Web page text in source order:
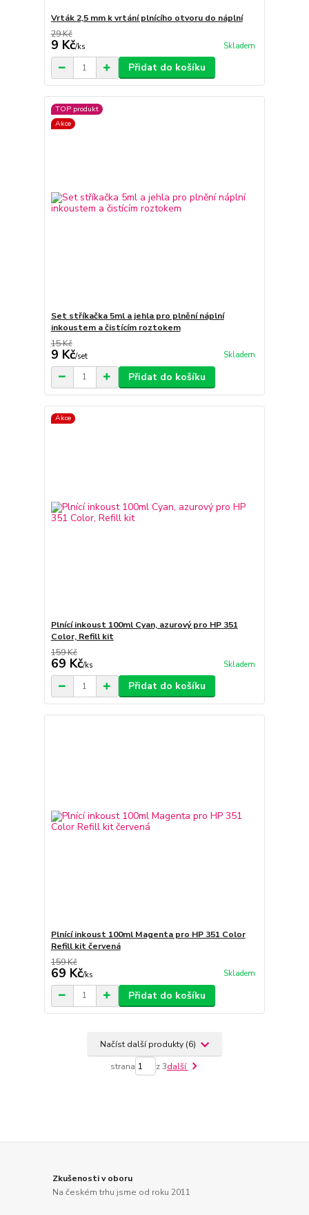
Vrták 2,5 mm k vrtání plnícího otvoru do náplní
29 Kč
9 Kč/ks Skladem
Přidat do košíku
TOP produkt
Akce
Set stříkačka 5ml a jehla pro plnění náplní
inkoustem a čistícím roztokem
15 Kč
9 Kč/set Skladem
Přidat do košíku
Akce
Plnící inkoust 100ml Cyan, azurový pro HP 351
Color, Refill kit
159 Kč
69 Kč/ks Skladem
Přidat do košíku
Plnící inkoust 100ml Magenta pro HP 351 Color
Refill kit červená
159 Kč
69 Kč/ks Skladem
Přidat do košíku
Načíst další produkty (6)
strana z 3další
Zkušenosti v oboru
Na českém trhu jsme od roku 2011